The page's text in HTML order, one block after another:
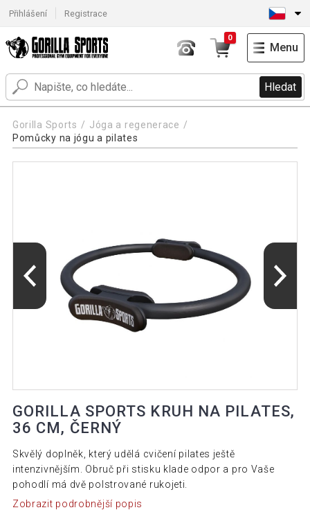
Přihlášení Registrace
Hledat
0
Menu
Gorilla Sports
Jóga a regenerace
Pomůcky na jógu a pilates
GORILLA SPORTS KRUH NA PILATES,
36 CM, ČERNÝ
Skvělý doplněk, který udělá cvičení pilates ještě
intenzivnějším. Obruč při stisku klade odpor a pro Vaše
pohodlí má dvě polstrované rukojeti.
Zobrazit podrobnější popis